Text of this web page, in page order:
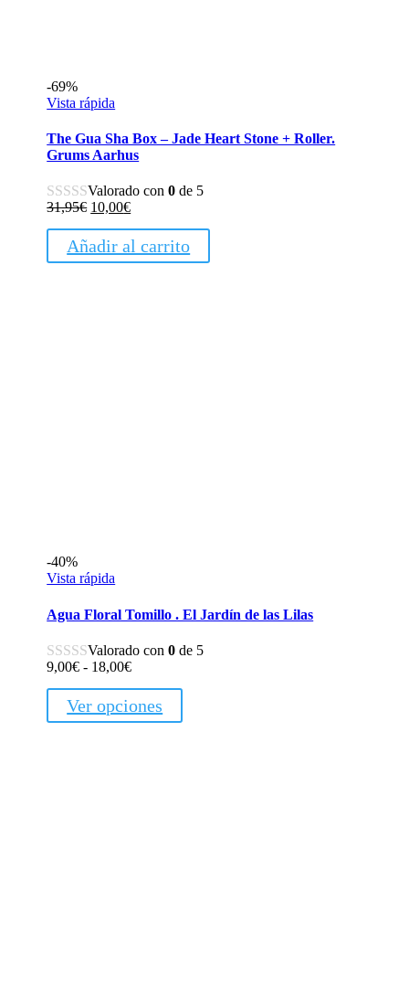
-69%
Vista rápida
The Gua Sha Box – Jade Heart Stone + Roller.
Grums Aarhus
Valorado con0 de 5
31,95€ El
original
era:
10,00€El
actual
es:
Añadir al carrito
-40%
Vista rápida
Agua Floral Tomillo . El Jardín de las Lilas
Valorado con0 de 5
9,00€ - 18,00€Rango
desde
Ver opciones